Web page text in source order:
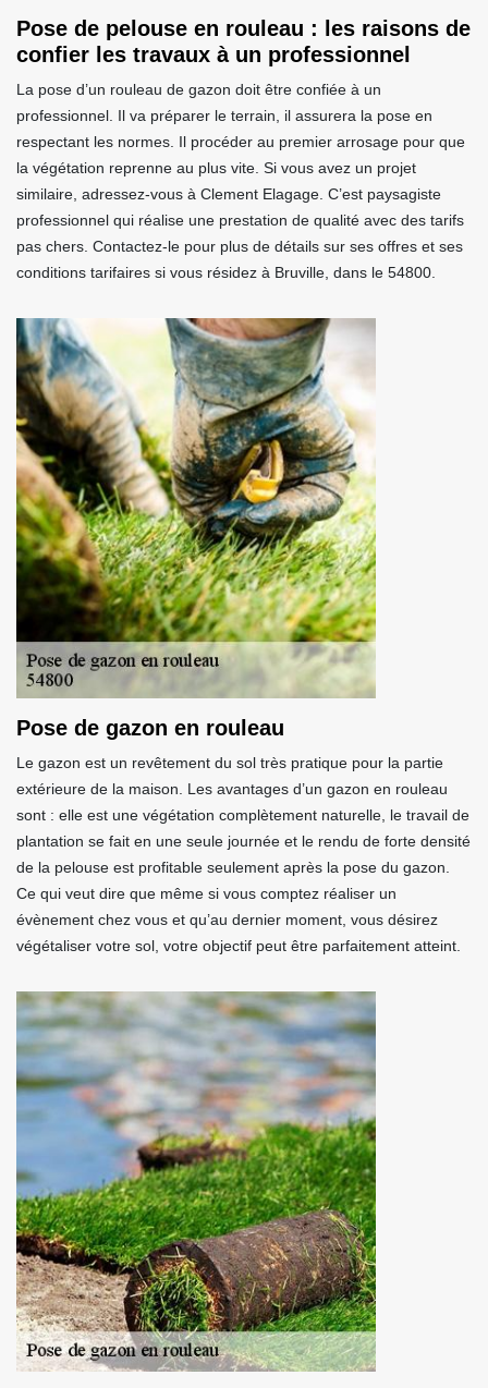
Pose de pelouse en rouleau : les raisons de
confier les travaux à un professionnel
La pose d’un rouleau de gazon doit être confiée à un
professionnel. Il va préparer le terrain, il assurera la pose en
respectant les normes. Il procéder au premier arrosage pour que
la végétation reprenne au plus vite. Si vous avez un projet
similaire, adressez-vous à Clement Elagage. C’est paysagiste
professionnel qui réalise une prestation de qualité avec des tarifs
pas chers. Contactez-le pour plus de détails sur ses offres et ses
conditions tarifaires si vous résidez à Bruville, dans le 54800.
Pose de gazon en rouleau
Le gazon est un revêtement du sol très pratique pour la partie
extérieure de la maison. Les avantages d’un gazon en rouleau
sont : elle est une végétation complètement naturelle, le travail de
plantation se fait en une seule journée et le rendu de forte densité
de la pelouse est profitable seulement après la pose du gazon.
Ce qui veut dire que même si vous comptez réaliser un
évènement chez vous et qu’au dernier moment, vous désirez
végétaliser votre sol, votre objectif peut être parfaitement atteint.